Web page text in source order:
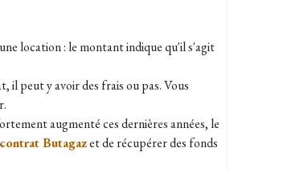
location : le montant indique qu'il s'agit
il peut y avoir des frais ou pas. Vous
augmenté ces dernières années, le
Butagazet de récupérer des fonds